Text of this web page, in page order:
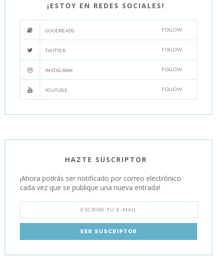
¡ESTOY EN REDES SOCIALES!
GOODREADS FOLLOW
TWITTER FOLLOW
INSTAGRAM FOLLOW
YOUTUBE FOLLOW
HAZTE SUSCRIPTOR
¡Ahora podrás ser notificado por correo electrónico
cada vez que se publique una nueva entrada!